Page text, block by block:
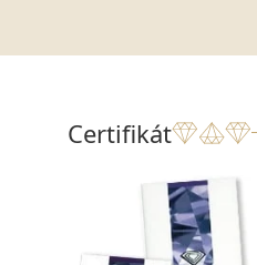
Certifikát